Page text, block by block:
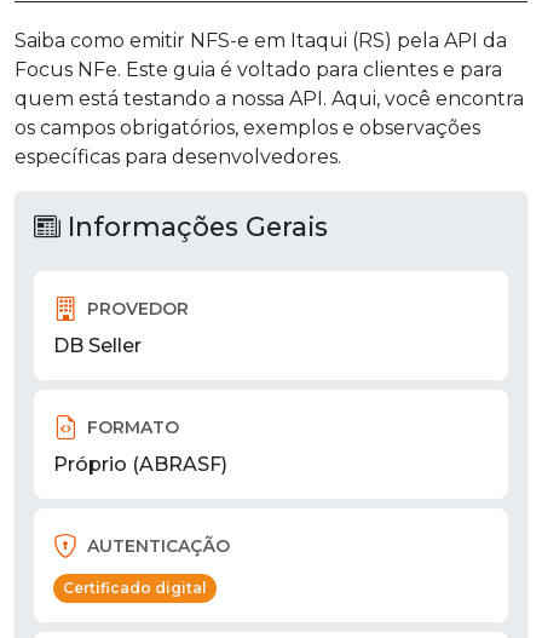
Saiba como emitir NFS-e em Itaqui (RS) pela API da
Focus NFe. Este guia é voltado para clientes e para
quem está testando a nossa API. Aqui, você encontra
os campos obrigatórios, exemplos e observações
específicas para desenvolvedores.
Informações Gerais
PROVEDOR
DB Seller
FORMATO
Próprio (ABRASF)
AUTENTICAÇÃO
Certificado digital